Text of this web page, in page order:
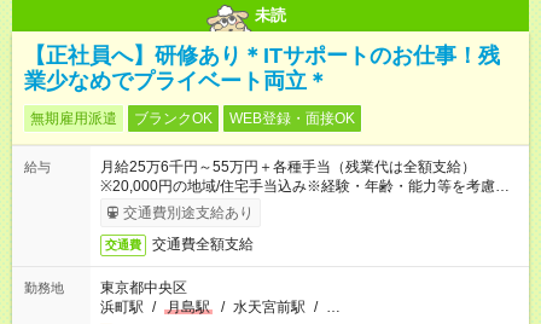
未読
【正社員へ】研修あり＊ITサポートのお仕事！残
業少なめでプライベート両立＊
無期雇用派遣 ブランクOK WEB登録・面接OK
給与
月給25万6千円～55万円＋各種手当（残業代は全額支給）
※20,000円の地域/住宅手当込み※経験・年齢・能力等を考慮し
て加給・優遇します。★同一就業先で1年以上継続したら月1万
円の継続手当支給
交通費別途支給あり
交通費 交通費全額支給
勤務地
東京都中央区
浜町駅 / 月島駅 / 水天宮前駅 / …